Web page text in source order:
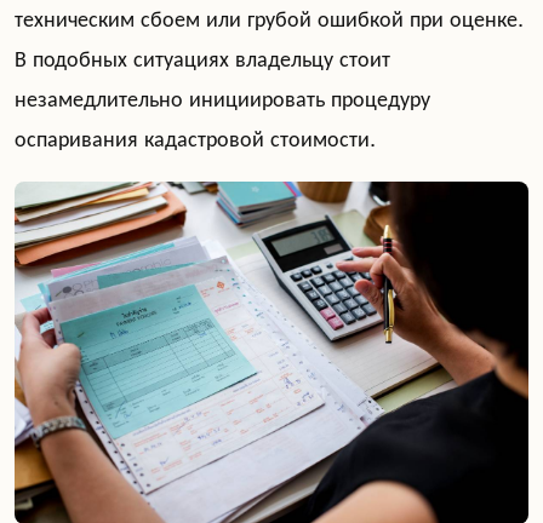
техническим сбоем или грубой ошибкой при оценке.
В подобных ситуациях владельцу стоит
незамедлительно инициировать процедуру
оспаривания кадастровой стоимости.